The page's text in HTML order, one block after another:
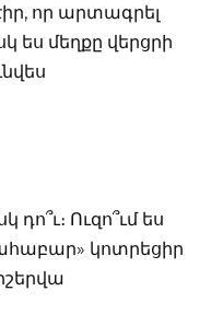
որ արտագրել
ես մեղքը վերցրի
Ուզո՞ւմ ես
կոտրեցիր